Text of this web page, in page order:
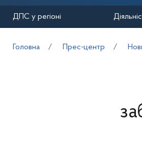
ДПС у регіоні
Головна Прес-центр